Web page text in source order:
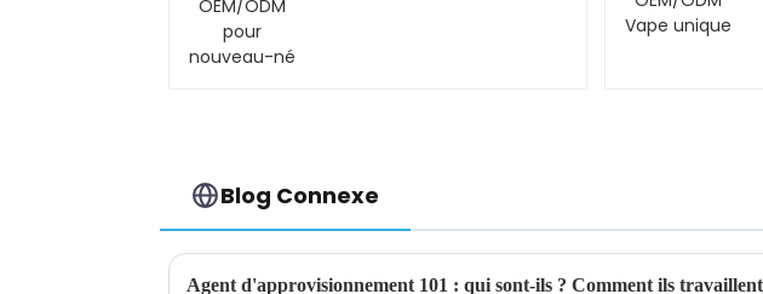
Blog Connexe